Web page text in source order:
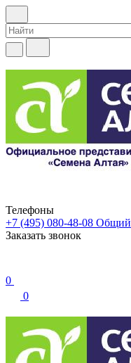
Телефоны
+7 (495) 080-48-08 Общий
Заказать звонок
0
0